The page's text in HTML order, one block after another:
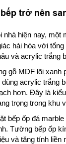
trở nên
nhà hiện nay, một
hài hòa với
và acrylic trắng
gỗ MDF lõi xanh
dùng acrylic trắng
hơn. Đây là
trọng trong khu
bếp ốp đá
Tường bếp ốp
và tăng tính liền